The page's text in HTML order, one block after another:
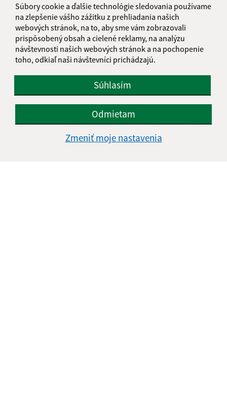
Súbory cookie a ďalšie technológie sledovania používame
na zlepšenie vášho zážitku z prehliadania našich
webových stránok, na to, aby sme vám zobrazovali
prispôsobený obsah a cielené reklamy, na analýzu
návštevnosti našich webových stránok a na pochopenie
toho, odkiaľ naši návštevníci prichádzajú.
Súhlasím
Odmietam
Zmeniť moje nastavenia
Informácie o stránke:
Vyhlásenie o prístupnosti
Autorské práva